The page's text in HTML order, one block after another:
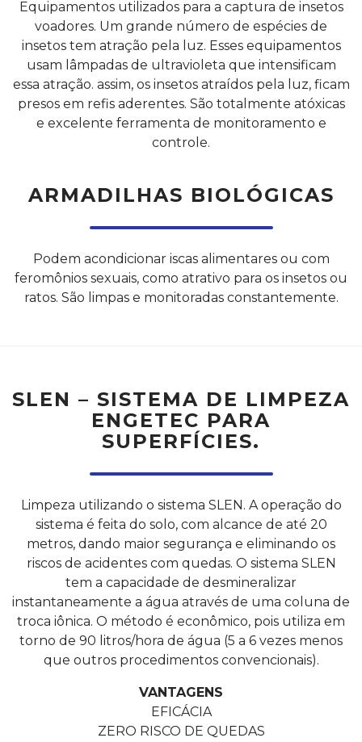
Equipamentos utilizados para a captura de insetos
voadores. Um grande número de espécies de
insetos tem atração pela luz. Esses equipamentos
usam lâmpadas de ultravioleta que intensificam
essa atração. assim, os insetos atraídos pela luz, ficam
presos em refis aderentes. São totalmente atóxicas
e excelente ferramenta de monitoramento e
controle.
ARMADILHAS BIOLÓGICAS
Podem acondicionar iscas alimentares ou com
feromônios sexuais, como atrativo para os insetos ou
ratos. São limpas e monitoradas constantemente.
SLEN – SISTEMA DE LIMPEZA
ENGETEC PARA
SUPERFÍCIES.
Limpeza utilizando o sistema SLEN. A operação do
sistema é feita do solo, com alcance de até 20
metros, dando maior segurança e eliminando os
riscos de acidentes com quedas. O sistema SLEN
tem a capacidade de desmineralizar
instantaneamente a água através de uma coluna de
troca iônica. O método é econômico, pois utiliza em
torno de 90 litros/hora de água (5 a 6 vezes menos
que outros procedimentos convencionais).
VANTAGENS
EFICÁCIA
ZERO RISCO DE QUEDAS